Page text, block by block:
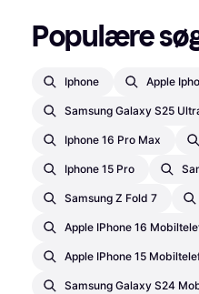
Populære
Iphone Apple
Samsung Galaxy S25
Iphone 16 Pro Max
Iphone 15 Pro
Samsung Z Fold 7
Apple IPhone 16
Apple IPhone 15
Samsung Galaxy S24